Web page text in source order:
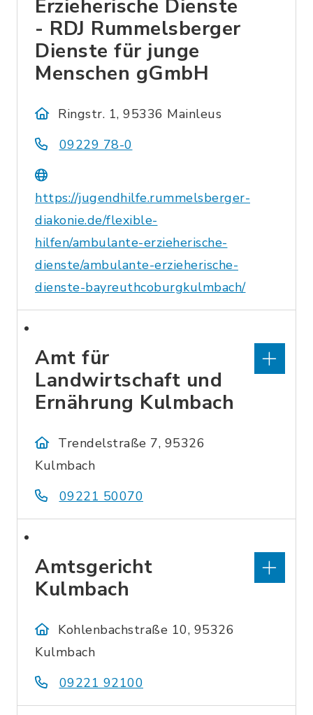
Erzieherische Dienste
- RDJ Rummelsberger
Dienste für junge
Menschen gGmbH
Ringstr. 1, 95336 Mainleus
09229 78-0
https://jugendhilfe.rummelsberger-
diakonie.de/flexible-
hilfen/ambulante-erzieherische-
dienste/ambulante-erzieherische-
dienste-bayreuthcoburgkulmbach/
Amt für
Landwirtschaft und
Ernährung Kulmbach
Trendelstraße 7, 95326
Kulmbach
09221 50070
Amtsgericht
Kulmbach
Kohlenbachstraße 10, 95326
Kulmbach
09221 92100